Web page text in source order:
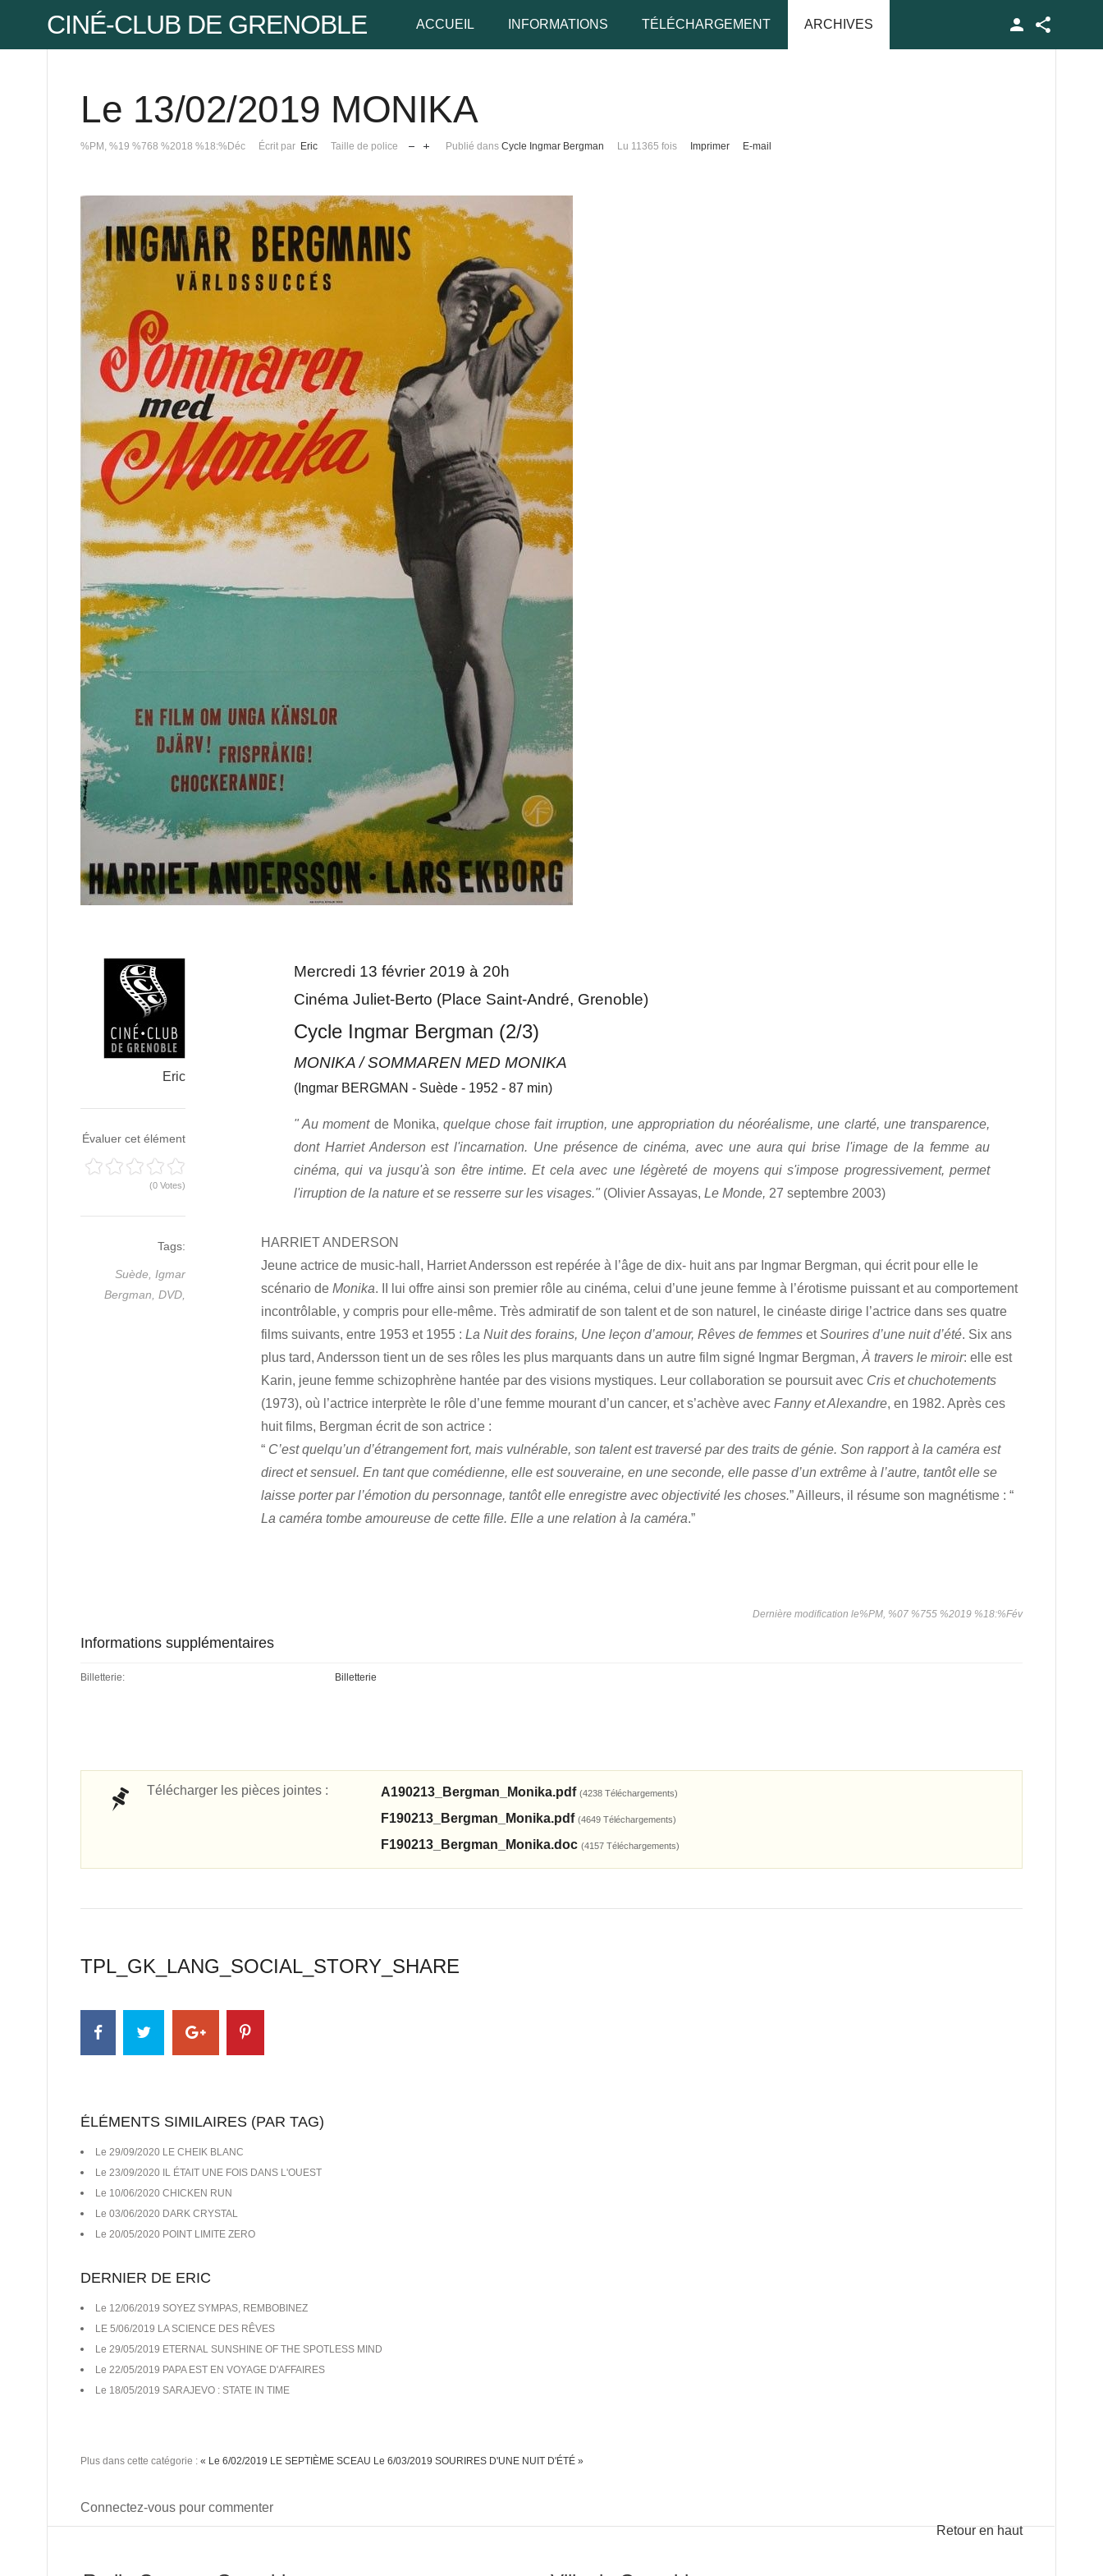
CINÉ-CLUB DE GRENOBLE ACCUEIL INFORMATIONS TÉLÉCHARGEMENT ARCHIVES
Le 13/02/2019 MONIKA
%PM, %19 %768 %2018 %18:%Déc Écrit par Eric Taille de police Publié dans Cycle Ingmar Bergman Lu 11365 fois Imprimer E-mail
Eric
Évaluer cet élément
(0 Votes)
Tags:
Suède, Igmar
Bergman, DVD,
Mercredi 13 février 2019 à 20h
Cinéma Juliet-Berto (Place Saint-André, Grenoble)
Cycle Ingmar Bergman (2/3)
MONIKA / SOMMAREN MED MONIKA
(Ingmar BERGMAN - Suède - 1952 - 87 min)
"Au moment de Monika, quelque chose fait irruption, une appropriation du néoréalisme, une clarté, une transparence,
dont Harriet Anderson est l'incarnation. Une présence de cinéma, avec une aura qui brise l'image de la femme au
cinéma, qui va jusqu'à son être intime. Et cela avec une légèreté de moyens qui s'impose progressivement, permet
l'irruption de la nature et se resserre sur les visages." (Olivier Assayas, Le Monde, 27 septembre 2003)
HARRIET ANDERSON
Jeune actrice de music-hall, Harriet Andersson est repérée à l’âge de dix- huit ans par Ingmar Bergman, qui écrit pour elle le
scénario de Monika. II lui offre ainsi son premier rôle au cinéma, celui d’une jeune femme à l’érotisme puissant et au comportement
incontrôlable, y compris pour elle-même. Très admiratif de son talent et de son naturel, le cinéaste dirige l’actrice dans ses quatre
films suivants, entre 1953 et 1955 : La Nuit des forains, Une leçon d’amour, Rêves de femmes etSourires d’une nuit d’été. Six ans
plus tard, Andersson tient un de ses rôles les plus marquants dans un autre film signé Ingmar Bergman, À travers le miroir: elle est
Karin, jeune femme schizophrène hantée par des visions mystiques. Leur collaboration se poursuit avec Cris et chuchotements
(1973), où l’actrice interprète le rôle d’une femme mourant d’un cancer, et s’achève avec Fanny et Alexandre, en 1982. Après ces
huit films, Bergman écrit de son actrice :
“ C’est quelqu’un d’étrangement fort, mais vulnérable, son talent est traversé par des traits de génie. Son rapport à la caméra est
direct et sensuel. En tant que comédienne, elle est souveraine, en une seconde, elle passe d’un extrême à l’autre, tantôt elle se
laisse porter par l’émotion du personnage, tantôt elle enregistre avec objectivité les choses.” Ailleurs, il résume son magnétisme : “
La caméra tombe amoureuse de cette fille. Elle a une relation à la caméra.”
Dernière modification le%PM, %07 %755 %2019 %18:%Fév
Informations supplémentaires
Billetterie: Billetterie
Télécharger les pièces jointes : A190213_Bergman_Monika.pdf(4238 Téléchargements)
F190213_Bergman_Monika.pdf(4649 Téléchargements)
F190213_Bergman_Monika.doc(4157 Téléchargements)
TPL_GK_LANG_SOCIAL_STORY_SHARE
ÉLÉMENTS SIMILAIRES (PAR TAG)
Le 29/09/2020 LE CHEIK BLANC
Le 23/09/2020 IL ÉTAIT UNE FOIS DANS L'OUEST
Le 10/06/2020 CHICKEN RUN
Le 03/06/2020 DARK CRYSTAL
Le 20/05/2020 POINT LIMITE ZERO
DERNIER DE ERIC
Le 12/06/2019 SOYEZ SYMPAS, REMBOBINEZ
LE 5/06/2019 LA SCIENCE DES RÊVES
Le 29/05/2019 ETERNAL SUNSHINE OF THE SPOTLESS MIND
Le 22/05/2019 PAPA EST EN VOYAGE D'AFFAIRES
Le 18/05/2019 SARAJEVO : STATE IN TIME
Plus dans cette catégorie : « Le 6/02/2019 LE SEPTIÈME SCEAU Le 6/03/2019 SOURIRES D'UNE NUIT D'ÉTÉ »
Connectez-vous pour commenter
Retour en haut
Pseudo
Se rappeler de moi
Mot de passe oublié ?